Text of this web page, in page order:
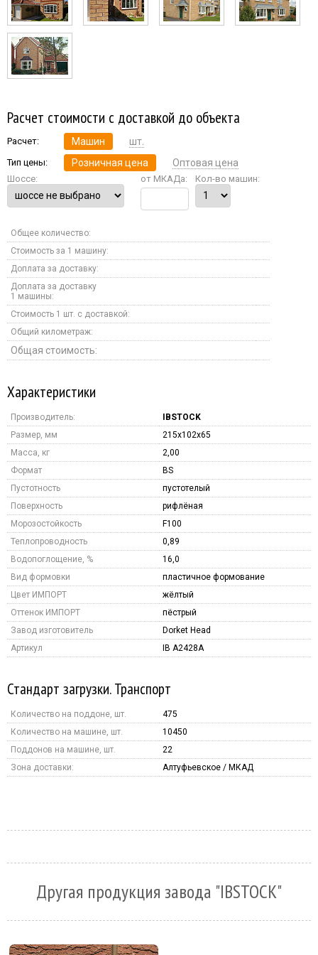
Расчет стоимости с доставкой до объекта
Расчет: Машин шт.
Тип цены: Розничная цена Оптовая цена
Шоссе: от МКАДа: Кол-во машин:
Общее количество:
Стоимость за 1 машину:
Доплата за доставку:
Доплата за доставку
1 машины:
Стоимость 1 шт. с доставкой:
Общий километраж:
Общая стоимость:
Характеристики
Производитель:
IBSTOCK
Размер, мм
215x102x65
Масса, кг
2,00
Формат
BS
Пустотность
пустотелый
Поверхность
рифлёная
Морозостойкость
F100
Теплопроводность
0,89
Водопоглощение, %
16,0
Вид формовки
пластичное формование
Цвет ИМПОРТ
жёлтый
Оттенок ИМПОРТ
пёстрый
Завод изготовитель
Dorket Head
Артикул
IB A2428A
Стандарт загрузки. Транспорт
Количество на поддоне, шт.
475
Количество на машине, шт.
10450
Поддонов на машине, шт.
22
Зона доставки:
Алтуфьевское / МКАД
Другая продукция завода "IBSTOCK"